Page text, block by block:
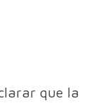
que la